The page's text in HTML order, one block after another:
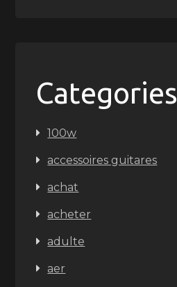
Categories
100w
accessoires guitares
achat
acheter
adulte
aer